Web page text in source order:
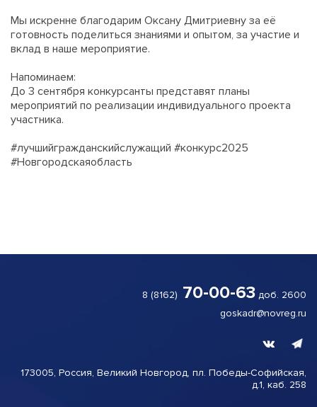
Мы искренне благодарим Оксану Дмитриевну за её
готовность поделиться знаниями и опытом, за участие и
вклад в наше мероприятие.
Напоминаем:
До 3 сентября конкурсанты представят планы
мероприятий по реализации индивидуального проекта
участника.
#лучшийгражданскийслужащий #конкурс2025
#Новгородскаяобласть
8 (8162) 70-00-63 доб. 2600
goskadr@novreg.ru
173005, Россия, Великий Новгород, пл. Победы-Софийская,
д.1, каб. 258